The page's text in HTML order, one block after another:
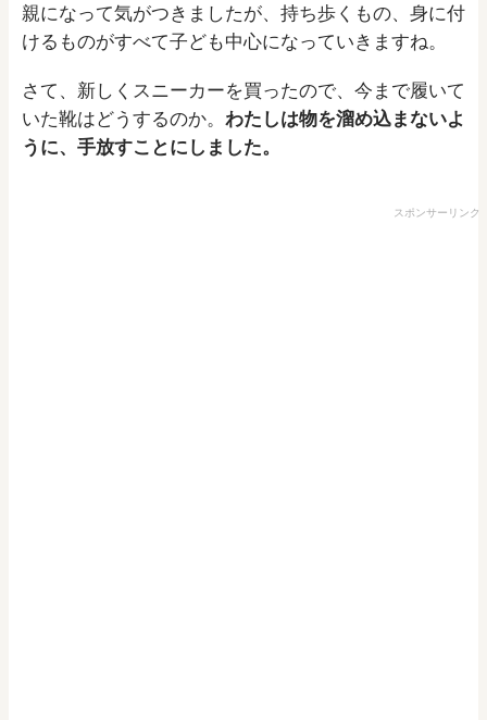
親になって気がつきましたが、持ち歩くもの、身に付
けるものがすべて子ども中心になっていきますね。
さて、新しくスニーカーを買ったので、今まで履いて
いた靴はどうするのか。 わたしは物を溜め込まないよ
うに、手放すことにしました。
スポンサーリンク